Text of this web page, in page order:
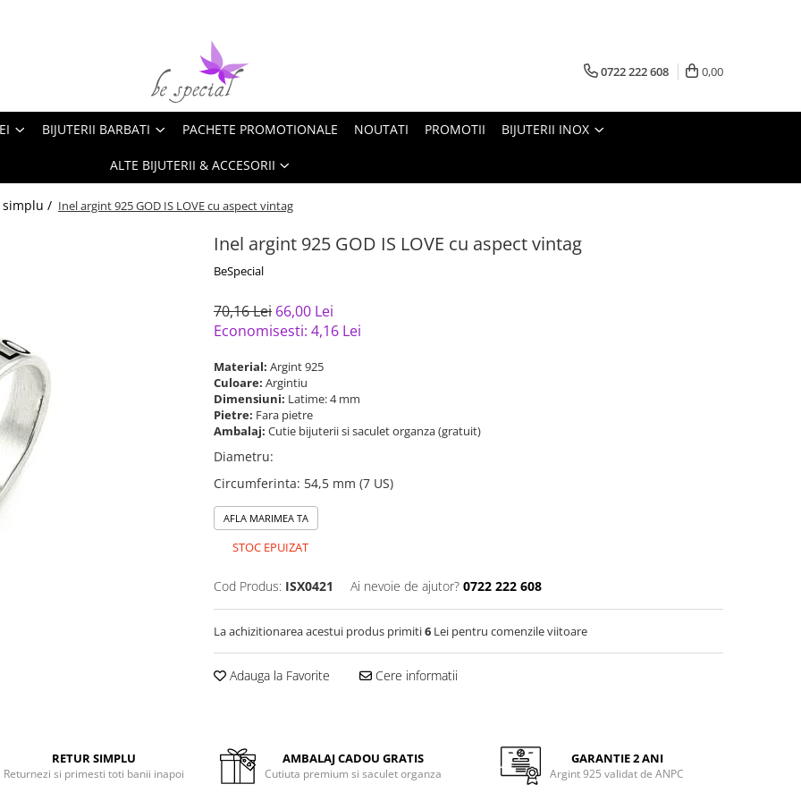
0722 222 608 0,00
BIJUTERII BARBATI PACHETE PROMOTIONALE NOUTATI PROMOTII BIJUTERII INOX
ALTE BIJUTERII & ACCESORII
simplu / Inel argint 925 GOD IS LOVE cu aspect vintag
Inel argint 925 GOD IS LOVE cu aspect vintag
BeSpecial
70,16 Lei 66,00 Lei
Economisesti: 4,16 Lei
Material: Argint 925
Culoare: Argintiu
Dimensiuni: Latime: 4 mm
Pietre: Fara pietre
Ambalaj: Cutie bijuterii si saculet organza (gratuit)
Diametru:
Circumferinta: 54,5 mm (7 US)
AFLA MARIMEA TA
STOC EPUIZAT
Cod Produs: ISX0421 Ai nevoie de ajutor? 0722 222 608
La achizitionarea acestui produs primiti6 Lei pentru comenzile viitoare
Adauga la Favorite Cere informatii
RETUR SIMPLU
Returnezi si primesti toti banii inapoi
AMBALAJ CADOU GRATIS
Cutiuta premium si saculet organza
GARANTIE 2 ANI
Argint 925 validat de ANPC